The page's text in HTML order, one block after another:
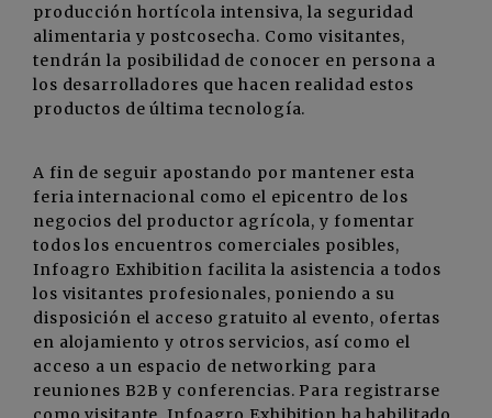
producción hortícola intensiva, la seguridad
alimentaria y postcosecha. Como visitantes,
tendrán la posibilidad de conocer en persona a
los desarrolladores que hacen realidad estos
productos de última tecnología.
A fin de seguir apostando por mantener esta
feria internacional como el epicentro de los
negocios del productor agrícola, y fomentar
todos los encuentros comerciales posibles,
Infoagro Exhibition facilita la asistencia a todos
los visitantes profesionales, poniendo a su
disposición el acceso gratuito al evento, ofertas
en alojamiento y otros servicios, así como el
acceso a un espacio de networking para
reuniones B2B y conferencias. Para registrarse